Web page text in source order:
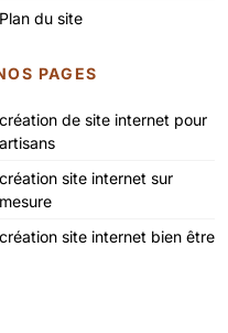
Plan du site
PAGES
création de site internet pour
artisans
création site internet sur
mesure
création site internet bien être